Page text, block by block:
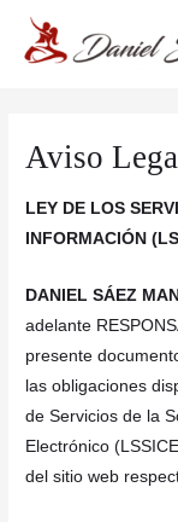
Aviso
LEY DE LOS
INFORMACIÓN
DANIEL SÁEZ
adelante
presente
las obligaciones
de Servicios de la
Electrónico
del sitio web